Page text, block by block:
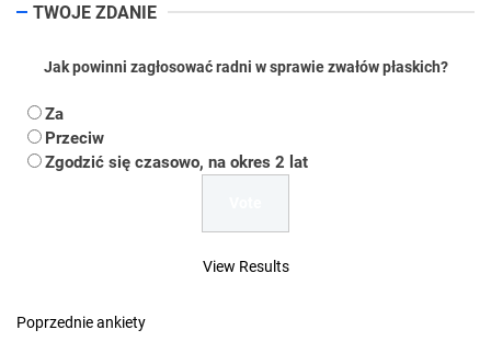
TWOJE ZDANIE
Jak powinni zagłosować radni w sprawie zwałów płaskich?
Za
Przeciw
Zgodzić się czasowo, na okres 2 lat
View Results
Poprzednie ankiety